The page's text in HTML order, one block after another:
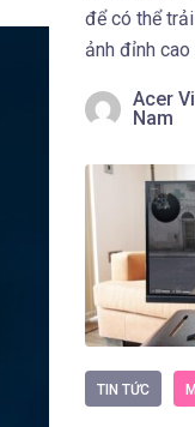
để có thể
ảnh đỉnh
máy tính
các tính
Acer
Nam
TIN TỨC